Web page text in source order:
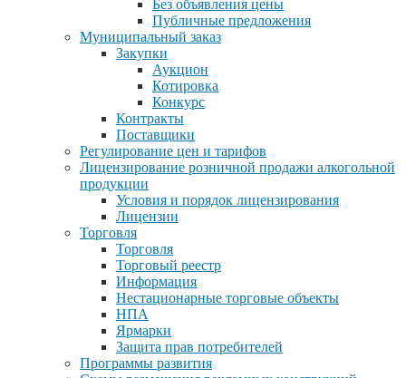
Без объявления цены
Публичные предложения
Муниципальный заказ
Закупки
Аукцион
Котировка
Конкурс
Контракты
Поставщики
Регулирование цен и тарифов
Лицензирование розничной продажи алкогольной
продукции
Условия и порядок лицензирования
Лицензии
Торговля
Торговля
Торговый реестр
Информация
Нестационарные торговые объекты
НПА
Ярмарки
Защита прав потребителей
Программы развития